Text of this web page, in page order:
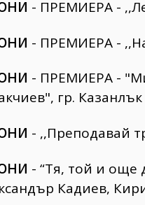
- ПРЕМИЕРА -
- ПРЕМИЕРА -
- ПРЕМИЕРА -
гр. Казанлък
- ,,Преподавай
- “Тя, той и още
Кадиев,